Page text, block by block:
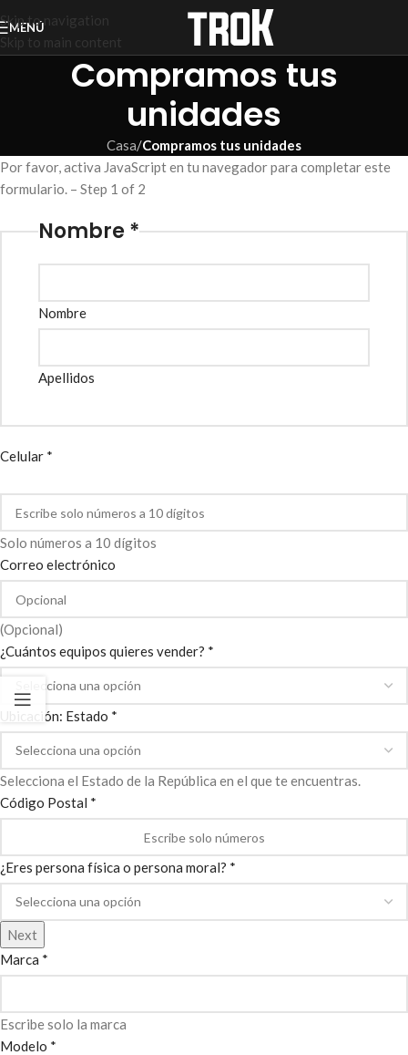
Skip to navigation
Skip to main content
MENÚ
Compramos tus
unidades
Casa/Compramos tus unidades
Por favor, activa JavaScript en tu navegador para completar este
formulario. – Step 1 of 2
Nombre *
Nombre
Apellidos
Celular *
Solo números a 10 dígitos
Correo electrónico
(Opcional)
¿Cuántos equipos quieres vender? *
Ubicación: Estado *
Selecciona el Estado de la República en el que te encuentras.
Código Postal *
¿Eres persona física o persona moral? *
Next
Marca *
Escribe solo la marca
Modelo *